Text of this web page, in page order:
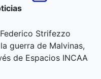
Strifezzo
guerra de Malvinas,
de Espacios INCAA